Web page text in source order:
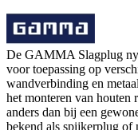
De GAMMA Slagplug
voor toepassing op
wandverbinding en
het monteren van
anders dan bij een
bekend als spijkerplug of